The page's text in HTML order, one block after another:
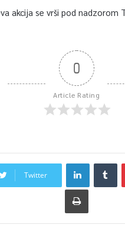
akcija se vrši pod
0
Article Rating
Twitter